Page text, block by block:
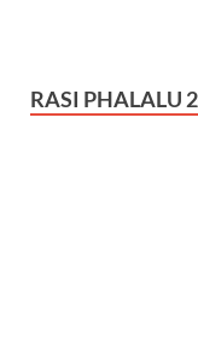
RASI PHALALU